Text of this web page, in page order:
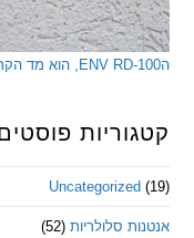
פוסטים
סלולריות (52)